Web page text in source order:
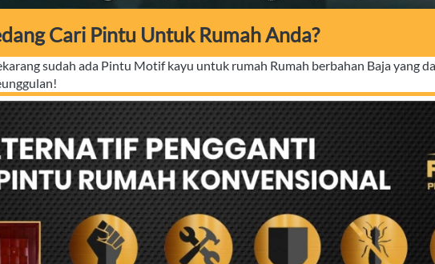
Cari Pintu Untuk Rumah Anda?
sudah ada Pintu Motif kayu untuk rumah Rumah berbahan Baja yang